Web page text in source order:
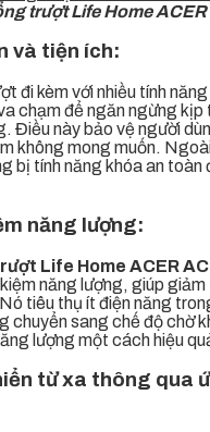
trượt Life Home
và tiện ích:
đi kèm với nhiều tính
chạm để ngăn ngừng kịp
Điều này bảo vệ người
không mong muốn.
bị tính năng khóa an toàn
năng lượng:
Life Home ACER
năng lượng, giúp giảm
tiêu thụ ít điện năng
chuyển sang chế độ chờ
lượng một cách hiệu
từ xa thông qua